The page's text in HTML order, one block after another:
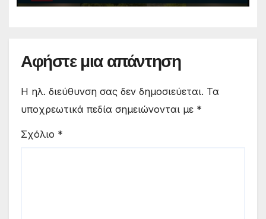
Αφήστε μια απάντηση
Η ηλ. διεύθυνση σας δεν δημοσιεύεται. Τα
υποχρεωτικά πεδία σημειώνονται με *
Σχόλιο *